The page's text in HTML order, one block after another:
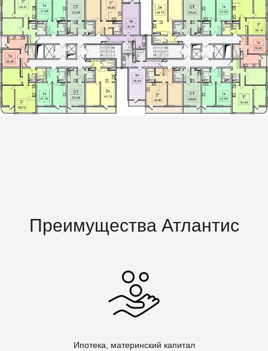
Преимущества Атлантис
Ипотека, материнский капитал